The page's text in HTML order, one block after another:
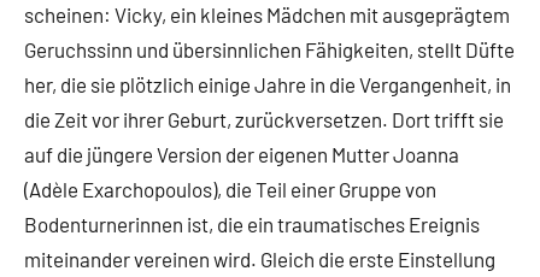
scheinen: Vicky, ein kleines Mädchen mit ausgeprägtem
Geruchssinn und übersinnlichen Fähigkeiten, stellt Düfte
her, die sie plötzlich einige Jahre in die Vergangenheit, in
die Zeit vor ihrer Geburt, zurückversetzen. Dort trifft sie
auf die jüngere Version der eigenen Mutter Joanna
(Adèle Exarchopoulos), die Teil einer Gruppe von
Bodenturnerinnen ist, die ein traumatisches Ereignis
miteinander vereinen wird. Gleich die erste Einstellung